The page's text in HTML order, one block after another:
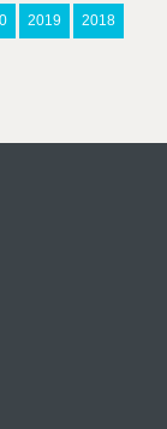
2019 2018